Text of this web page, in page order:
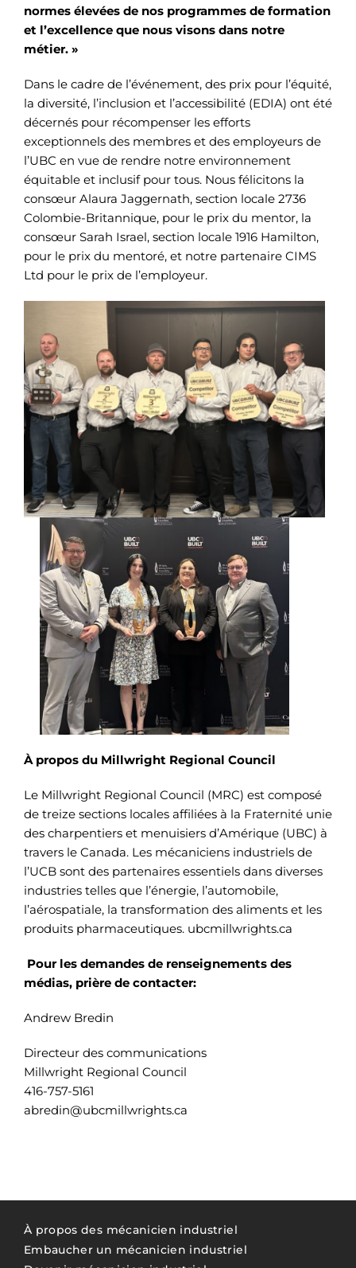
normes élevées de nos programmes de formation
et l’excellence que nous visons dans notre
métier. »
Dans le cadre de l’événement, des prix pour l’équité,
la diversité, l’inclusion et l’accessibilité (EDIA) ont été
décernés pour récompenser les efforts
exceptionnels des membres et des employeurs de
l’UBC en vue de rendre notre environnement
équitable et inclusif pour tous. Nous félicitons la
consœur Alaura Jaggernath, section locale 2736
Colombie-Britannique, pour le prix du mentor, la
consœur Sarah Israel, section locale 1916 Hamilton,
pour le prix du mentoré, et notre partenaire CIMS
Ltd pour le prix de l’employeur.
À propos du Millwright Regional Council
Le Millwright Regional Council (MRC) est composé
de treize sections locales affiliées à la Fraternité unie
des charpentiers et menuisiers d’Amérique (UBC) à
travers le Canada. Les mécaniciens industriels de
l’UCB sont des partenaires essentiels dans diverses
industries telles que l’énergie, l’automobile,
l’aérospatiale, la transformation des aliments et les
produits pharmaceutiques. ubcmillwrights.ca
Pour les demandes de renseignements des
médias, prière de contacter:
Andrew Bredin
Directeur des communications
Millwright Regional Council
416-757-5161
abredin@ubcmillwrights.ca
À propos des mécanicien industriel
Embaucher un mécanicien industriel